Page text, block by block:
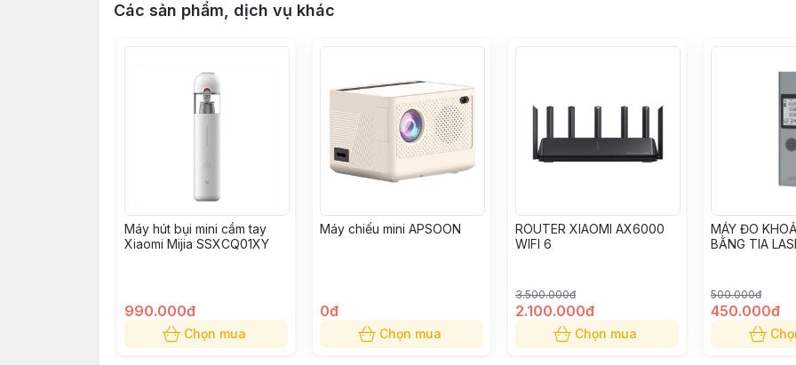
Thiết kế đơn giản, dễ lắp đặt
Các sản phẩm, dịch vụ khác
Máy hút bụi mini cầm tay
Xiaomi Mijia SSXCQ01XY
990.000đ
Chọn mua
Máy chiếu mini APSOON
0đ
Chọn mua
ROUTER XIAOMI AX6000
WIFI 6
3.500.000đ
2.100.000đ
Chọn mua
MÁY ĐO
BẰNG TIA
500.000đ
450.000đ